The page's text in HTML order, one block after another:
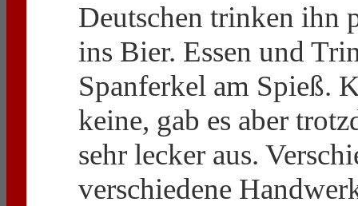
Deutschen trinken ihn
ins Bier. Essen und
Spanferkel am Spieß.
keine, gab es aber
sehr lecker aus.
verschiedene